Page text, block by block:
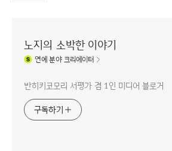
노지의 소박한 이야기
연예분야 크리에이터
반히키코모리 서평가 겸 1인 미디어 블로거
구독하기